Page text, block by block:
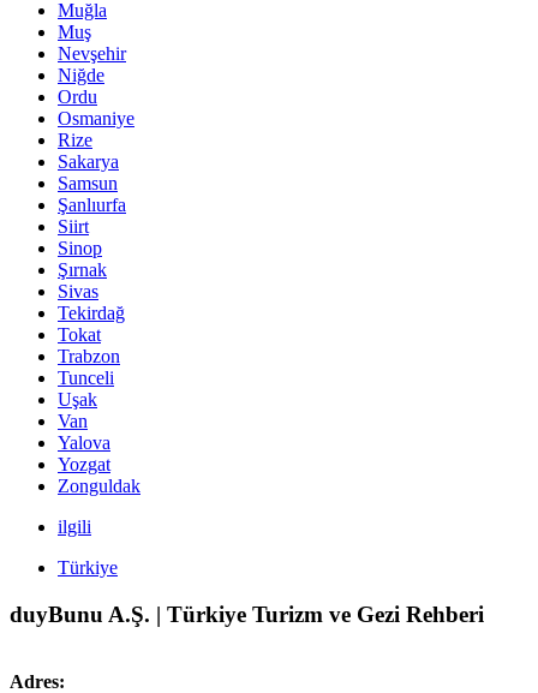
Muğla
Muş
Nevşehir
Niğde
Ordu
Osmaniye
Rize
Sakarya
Samsun
Şanlıurfa
Siirt
Sinop
Şırnak
Sivas
Tekirdağ
Tokat
Trabzon
Tunceli
Uşak
Van
Yalova
Yozgat
Zonguldak
ilgili
Türkiye
duyBunu A.Ş. | Türkiye Turizm ve Gezi Rehberi
Adres: